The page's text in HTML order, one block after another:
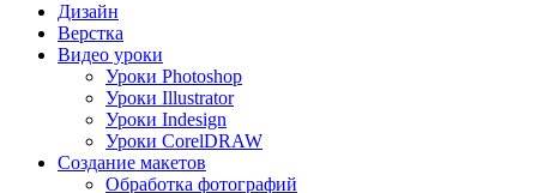
Дизайн
Верстка
Видео уроки
Уроки Photoshop
Уроки Illustrator
Уроки Indesign
Уроки CorelDRAW
Создание макетов
Обработка фотографий